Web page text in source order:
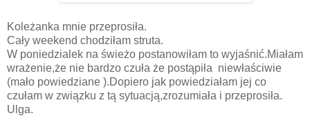
Koleżanka mnie przeprosiła.
Cały weekend chodziłam struta.
W poniedzialek na świeżo postanowiłam to wyjaśnić.Miałam
wrażenie,że nie bardzo czuła że postąpiła niewłaściwie
(mało powiedziane ).Dopiero jak powiedziałam jej co
czułam w związku z tą sytuacją,zrozumiała i przeprosiła.
Ulga.